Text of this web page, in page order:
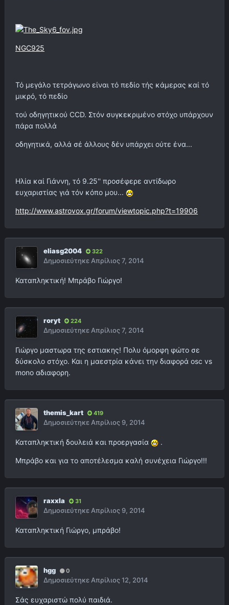
NGC925
Τό μεγάλο τετράγωνο είναι τό πεδίο τής κάμερας καί τό
μικρό, τό πεδίο
τού οδηγητικού CCD. Στόν συγκεκριμένο στόχο υπάρχουν
πάρα πολλά
οδηγητικά, αλλά σέ άλλους δέν υπάρχει ούτε ένα...
Ηλία καί Γιάννη, τό 9.25'' προσέφερε αντίδωρο
ευχαριστίας γιά τόν κόπο μου...
http://www.astrovox.gr/forum/viewtopic.php?t=19906
eliasg2004 322
ΔημοσιεύτηκεΑπρίλιος 7, 2014
Καταπληκτική! Μπράβο Γιώργο!
roryt 224
ΔημοσιεύτηκεΑπρίλιος 7, 2014
Γιώργο μαστωρα της εστιακης! Πολυ όμορφη φώτο σε
δύσκολο στόχο. Και η μαεστρία κάνει την διαφορά osc vs
mono αδιαφορη.
themis_kart 419
ΔημοσιεύτηκεΑπρίλιος 9, 2014
Καταπληκτική δουλειά και προεργασία .
Μπράβο και για το αποτέλεσμα καλή συνέχεια Γιώργο!!!
raxxla 31
ΔημοσιεύτηκεΑπρίλιος 9, 2014
Καταπληκτική Γιώργο, μπράβο!
hgg 0
ΔημοσιεύτηκεΑπρίλιος 12, 2014
Σάς ευχαριστώ πολύ παιδιά.